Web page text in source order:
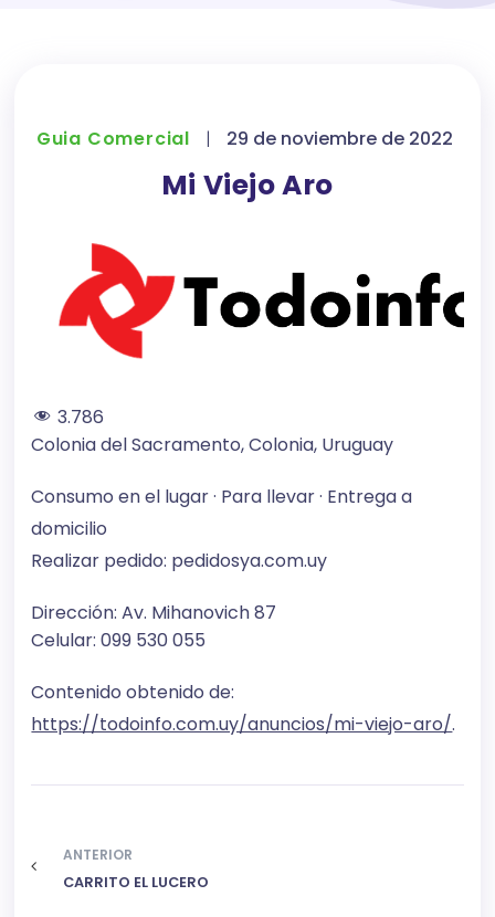
Guia Comercial | 29 de noviembre de 2022
Mi Viejo Aro
3.786
Colonia del Sacramento, Colonia, Uruguay
Consumo en el lugar · Para llevar · Entrega a
domicilio
Realizar pedido: pedidosya.com.uy
Dirección: Av. Mihanovich 87
Celular: 099 530 055
Contenido obtenido de:
https://todoinfo.com.uy/anuncios/mi-viejo-aro/.
ANTERIOR
CARRITO EL LUCERO